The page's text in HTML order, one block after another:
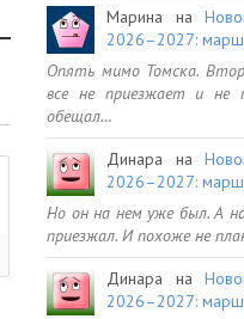
Марина на
2026–2027:
Опять мимо Томска.
все не приезжает и не
обещал…
Динара на
2026–2027:
Но он на нем уже был. А
приезжал. И похоже не
Динара на
2026–2027: